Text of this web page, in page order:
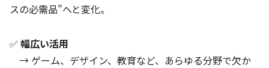
スの必需品”へと変化。
✅ 幅広い活用
→ ゲーム、デザイン、教育など、あらゆる分野で欠か